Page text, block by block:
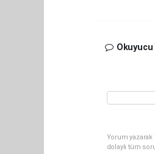
Okuyucu
Yorum yazarak
dolaylı tüm